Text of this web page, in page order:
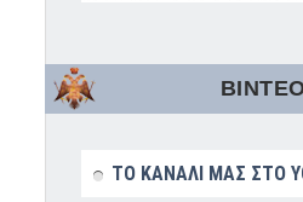
ΤΟ ΚΑΝΑΛΙ ΜΑΣ ΣΤΟ